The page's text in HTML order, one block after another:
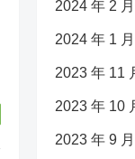
2024 年 2 月
2024 年 1 月
2023 年 11
2023 年 10
2023 年 9 月